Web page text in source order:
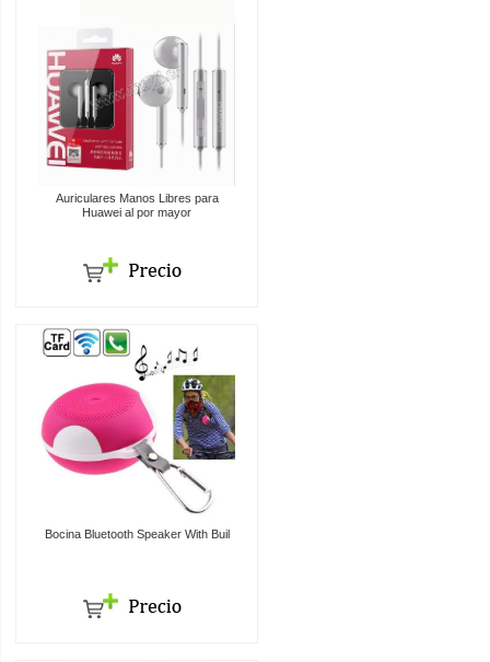
Auriculares Manos Libres para
Huawei al por mayor
Bocina Bluetooth Speaker With Buil